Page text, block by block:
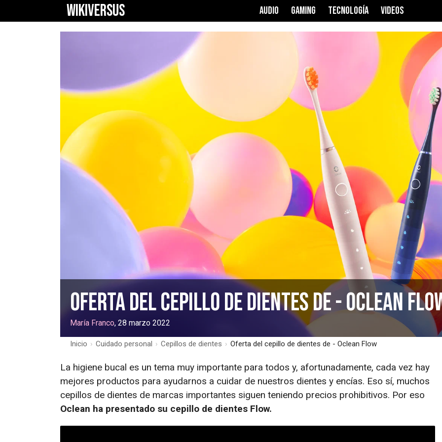
WIKIVERSUS AUDIO GAMING TECNOLOGÍA VIDEOS
Oferta del cepillo de dientes de - Oclean
María Franco, 28 marzo 2022
Inicio › Cuidado personal › Cepillos de dientes › Oferta del cepillo de dientes de - Oclean Flow
La higiene bucal es un tema muy importante para todos y, afortunadamente, cada vez hay
mejores productos para ayudarnos a cuidar de nuestros dientes y encías. Eso sí, muchos
cepillos de dientes de marcas importantes siguen teniendo precios prohibitivos. Por eso
Oclean ha presentado su cepillo de dientes Flow.